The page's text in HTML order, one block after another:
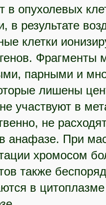
в опухолевых
в результате
клетки
Фрагменты
парными и
лишены
участвуют в
не
анафазе. При
хромосом
также
в